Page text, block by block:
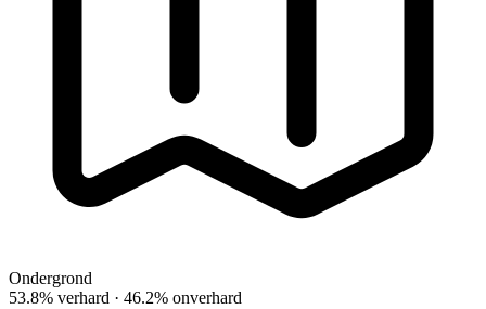
Ondergrond
53.8% verhard · 46.2% onverhard